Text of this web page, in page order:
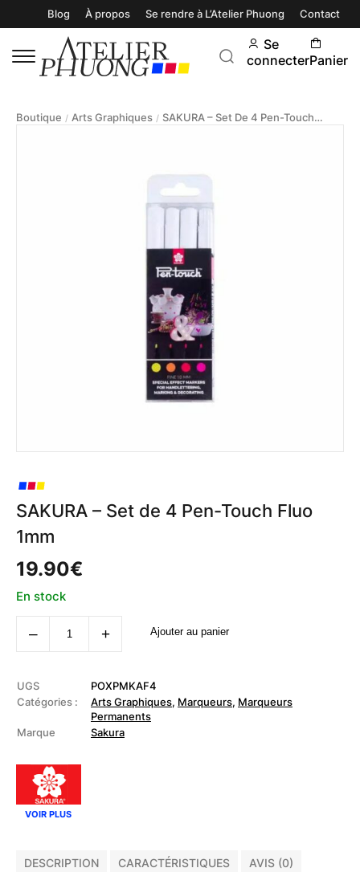
Blog À propos Se rendre à L’Atelier Phuong Contact
Se
connecterPanier
Boutique / Arts Graphiques / SAKURA – Set De 4 Pen-Touch Fluo 1mm
SAKURA – Set de 4 Pen-Touch Fluo
1mm
19.90€
En stock
‒
quantité
de
de
4
Pen-
Fluo
+ Ajouter au panier
UGS
POXPMKAF4
Catégories :
Arts Graphiques, Marqueurs, Marqueurs
Permanents
Marque
Sakura
VOIR PLUS
DESCRIPTION CARACTÉRISTIQUES AVIS (0)